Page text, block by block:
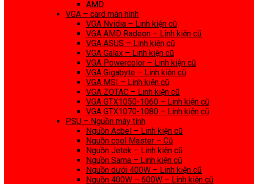
AMD
VGA – card màn hình
VGA Nvidia – Linh kiện cũ
VGA AMD Radeon – Linh kiện cũ
VGA ASUS – Linh kiện cũ
VGA Galax – Linh kiện cũ
VGA Powercolor – Linh kiện cũ
VGA Gigabyte – Linh kiện cũ
VGA MSI – Linh kiện cũ
VGA ZOTAC – Linh kiện cũ
VGA GTX1050-1060 – Linh kiện cũ
VGA GTX1070-1080 – Linh kiện cũ
PSU – Nguồn máy tính
Nguồn Acbel – Linh kiện cũ
Nguồn cool Master – Cũ
Nguồn Jetek – Linh kiện cũ
Nguồn Sama – Linh kiện cũ
Nguồn dưới 400W – Linh kiện cũ
Nguồn 400W – 600W – Linh kiện cũ